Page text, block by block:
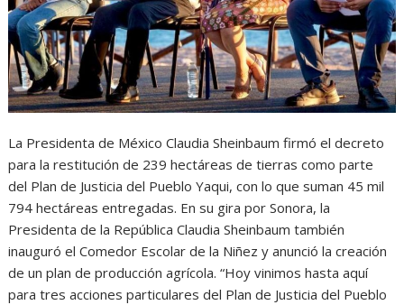
La Presidenta de México Claudia Sheinbaum firmó el decreto
para la restitución de 239 hectáreas de tierras como parte
del Plan de Justicia del Pueblo Yaqui, con lo que suman 45 mil
794 hectáreas entregadas. En su gira por Sonora, la
Presidenta de la República Claudia Sheinbaum también
inauguró el Comedor Escolar de la Niñez y anunció la creación
de un plan de producción agrícola. “Hoy vinimos hasta aquí
para tres acciones particulares del Plan de Justicia del Pueblo